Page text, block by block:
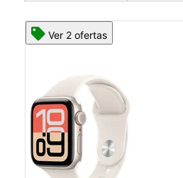
Ver 2 ofertas